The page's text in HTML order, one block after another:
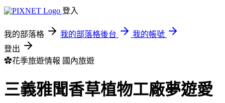
登入
我的部落格 我的部落格後台
我的帳號
登出
✿花季旅遊情報 國內旅遊
三義雅聞香草植物工廠夢遊愛